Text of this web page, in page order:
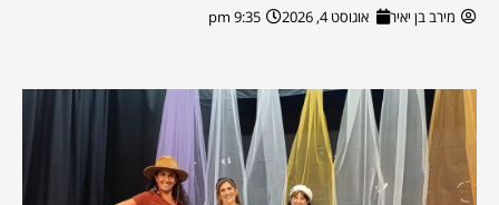
מירב בן יאיר אוגוסט 4, 2026 9:35 pm